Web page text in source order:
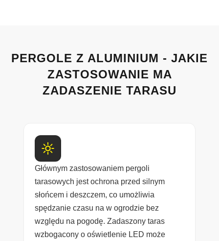
PERGOLE Z ALUMINIUM - JAKIE
ZASTOSOWANIE MA
ZADASZENIE TARASU
Głównym zastosowaniem pergoli
tarasowych jest ochrona przed silnym
słońcem i deszczem, co umożliwia
spędzanie czasu na w ogrodzie bez
względu na pogodę. Zadaszony taras
wzbogacony o oświetlenie LED może